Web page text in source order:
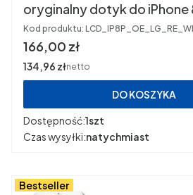
oryginalny dotyk do iPhone
Kod produktu:
Cena
166,00 zł
Cena
134,96 złnetto
DO KOSZYKA
Dostępność:1szt
Czas wysyłki:natychmiast
Bestseller